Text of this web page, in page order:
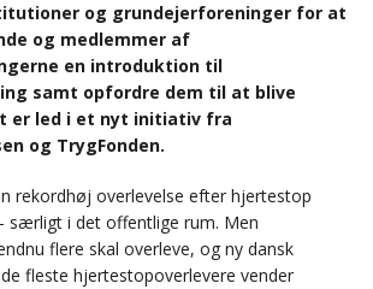
og grundejerforeninger for at
og medlemmer af
en introduktion til
samt opfordre dem til at blive
er led i et nyt initiativ fra
og TrygFonden.
rekordhøj overlevelse efter hjertestop
særligt i det offentlige rum. Men
flere skal overleve, og ny dansk
fleste hjertestopoverlevere vender